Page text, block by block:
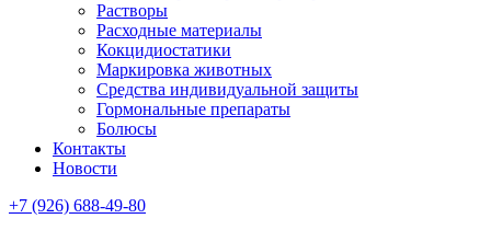
Растворы
Расходные материалы
Кокцидиостатики
Маркировка животных
Средства индивидуальной защиты
Гормональные препараты
Болюсы
Контакты
Новости
+7 (926) 688-49-80